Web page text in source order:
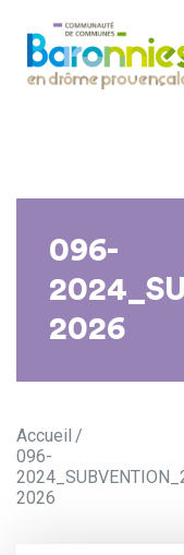
096-
2026
Accueil
096-
2026